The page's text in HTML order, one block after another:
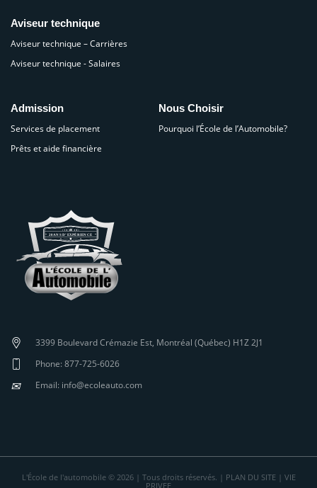
3399 Boulevard Crémazie Est, Montréal (Québec) H1Z 2J1
Phone: 877-725-6026
✉ Email: info@ecoleauto.com
Aviseur technique
Aviseur technique – Carrières
Aviseur technique - Salaires
Admission
Services de placement
Prêts et aide financière
Nous Choisir
Pourquoi l’École de l’Automobile?
L'École de l'automobile © 2026 | Tous droits réservés. | PLAN DU SITE| VIE
PRIVEE